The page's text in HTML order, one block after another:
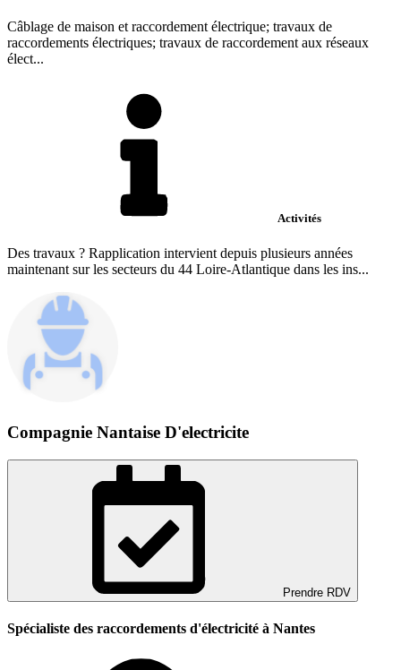
Câblage de maison et raccordement électrique; travaux de
raccordements électriques; travaux de raccordement aux réseaux
élect...
Activités
Des travaux ? Rapplication intervient depuis plusieurs années
maintenant sur les secteurs du 44 Loire-Atlantique dans les ins...
Compagnie Nantaise D'electricite
Prendre RDV
Spécialiste des raccordements d'électricité à Nantes